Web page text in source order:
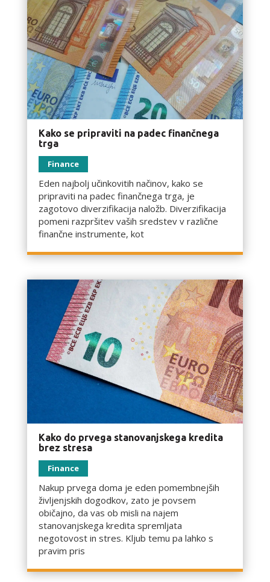
Kako se pripraviti na padec finančnega
trga
Finance
Eden najbolj učinkovitih načinov, kako se
pripraviti na padec finančnega trga, je
zagotovo diverzifikacija naložb. Diverzifikacija
pomeni razpršitev vaših sredstev v različne
finančne instrumente, kot
Kako do prvega stanovanjskega kredita
brez stresa
Finance
Nakup prvega doma je eden pomembnejših
življenjskih dogodkov, zato je povsem
običajno, da vas ob misli na najem
stanovanjskega kredita spremljata
negotovost in stres. Kljub temu pa lahko s
pravim pris